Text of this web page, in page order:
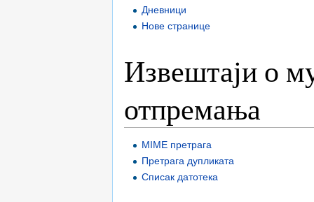
Дневници
Нове странице
Извештаји о
отпремања
MIME претрага
Претрага дупликата
Списак датотека